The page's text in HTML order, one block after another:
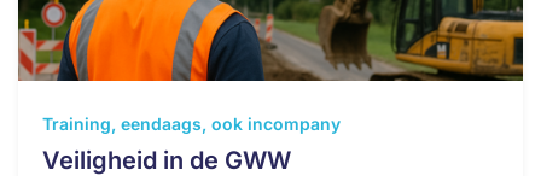
Training, eendaags, ook incompany
Veiligheid in de GWW